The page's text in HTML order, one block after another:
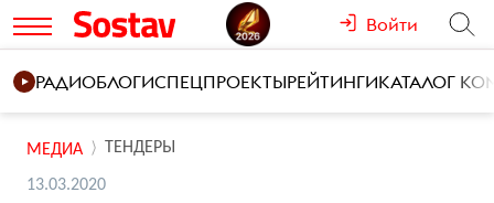
Войти
РАДИОБЛОГИСПЕЦПРОЕКТЫРЕЙТИНГИКАТАЛОГ
МЕДИА ТЕНДЕРЫ
13.03.2020